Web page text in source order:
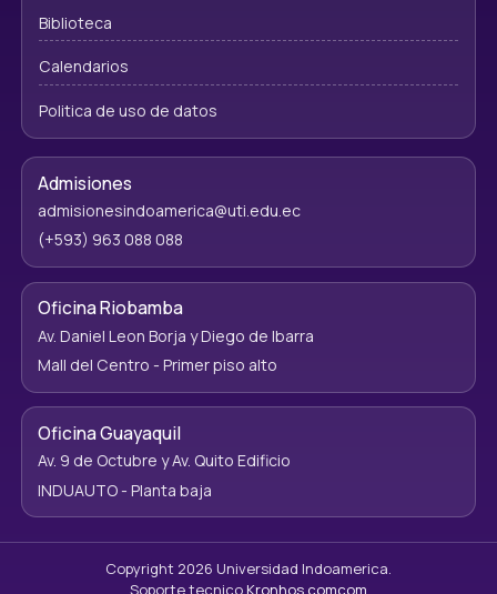
Biblioteca
Calendarios
Politica de uso de datos
Admisiones
admisionesindoamerica@uti.edu.ec
(+593) 963 088 088
Oficina Riobamba
Av. Daniel Leon Borja y Diego de Ibarra
Mall del Centro - Primer piso alto
Oficina Guayaquil
Av. 9 de Octubre y Av. Quito Edificio
INDUAUTO - Planta baja
Copyright 2026 Universidad Indoamerica.
Soporte tecnico Kronhos.comcom